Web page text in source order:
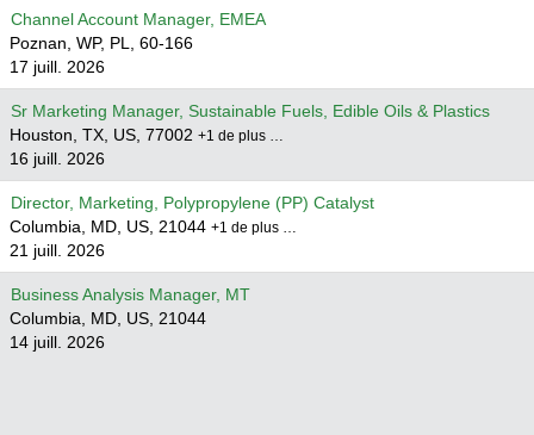
Channel Account Manager, EMEA
Poznan, WP, PL, 60-166
17 juill. 2026
Sr Marketing Manager, Sustainable Fuels, Edible Oils & Plastics
Houston, TX, US, 77002 +1 de plus …
16 juill. 2026
Director, Marketing, Polypropylene (PP) Catalyst
Columbia, MD, US, 21044 +1 de plus …
21 juill. 2026
Business Analysis Manager, MT
Columbia, MD, US, 21044
14 juill. 2026